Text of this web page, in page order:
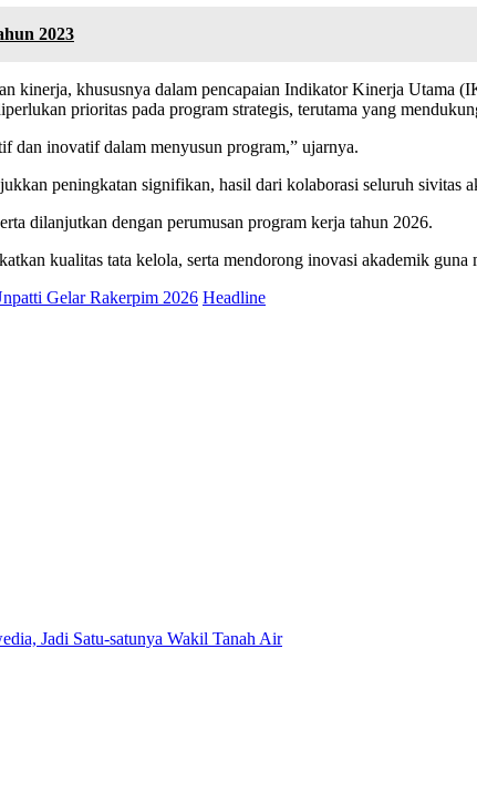
2023
kinerja, khususnya dalam pencapaian Indikator Kinerja Utama
prioritas pada program strategis, terutama yang
dan inovatif dalam menyusun program,” ujarnya.
peningkatan signifikan, hasil dari kolaborasi seluruh sivitas
dilanjutkan dengan perumusan program kerja tahun 2026.
kualitas tata kelola, serta mendorong inovasi akademik
Gelar Rakerpim 2026 Headline
Jadi Satu-satunya Wakil Tanah Air